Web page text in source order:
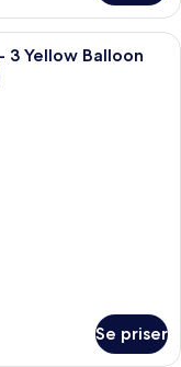
vid en
3 Yellow Balloon
Se priser